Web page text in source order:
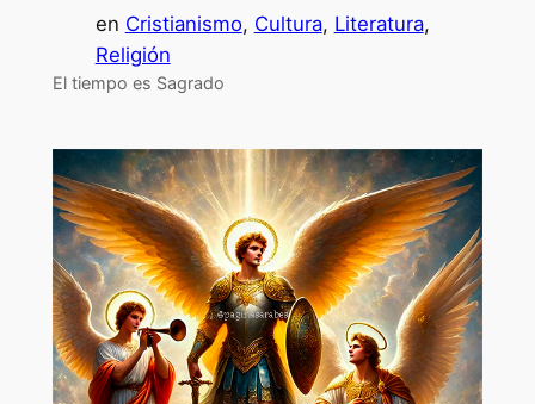
en Cristianismo, Cultura, Literatura
Religión
El tiempo es Sagrado